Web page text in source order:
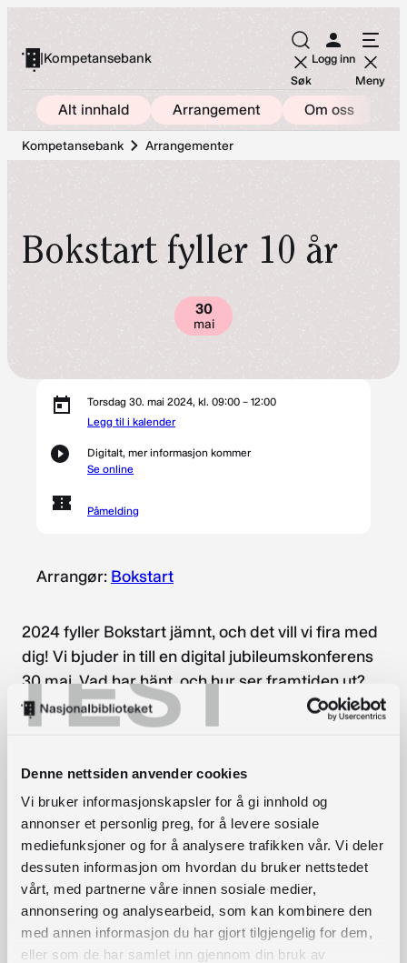
TEST
Denne nettsiden anvender cookies
Vi bruker informasjonskapsler for å gi innhold og
annonser et personlig preg, for å levere sosiale
mediefunksjoner og for å analysere trafikken vår. Vi deler
dessuten informasjon om hvordan du bruker nettstedet
vårt, med partnerne våre innen sosiale medier,
annonsering og analysearbeid, som kan kombinere den
med annen informasjon du har gjort tilgjengelig for dem,
eller som de har samlet inn gjennom din bruk av
innhold
|Kompetansebank
Søk
Logg inn
Meny
Alt innhald Arrangement Om oss
Kompetansebank Arrangementer
Bokstart fyller 10 år
30
mai
Torsdag 30. mai 2024, kl. 09:00 – 12:00
Legg til i kalender
Digitalt, mer informasjon kommer
Se online
Påmelding
Arrangør: Bokstart
2024 fyller Bokstart jämnt, och det vill vi fira med
dig! Vi bjuder in till en digital jubileumskonferens
30 maj. Vad har hänt, och hur ser framtiden ut?
Varför är det betydelsefullt med tidiga insatser i
forskning, samtal och hälsningar från
Bokstartsvärlden.
Träffen är digital och kommer att sändas från en
studio.
Språk: svenska och engelska.
Frågor: info@bokstart.se